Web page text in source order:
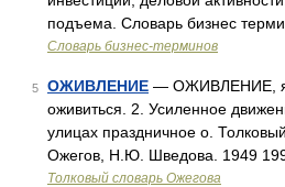
подъема. Словарь бизнес
Словарь бизнес-терминов
5 ОЖИВЛЕНИЕ — ОЖИВЛЕНИЕ, я,
оживиться. 2. Усиленное
улицах праздничное о.
Ожегов, Н.Ю. Шведова. 1949
Толковый словарь Ожегова